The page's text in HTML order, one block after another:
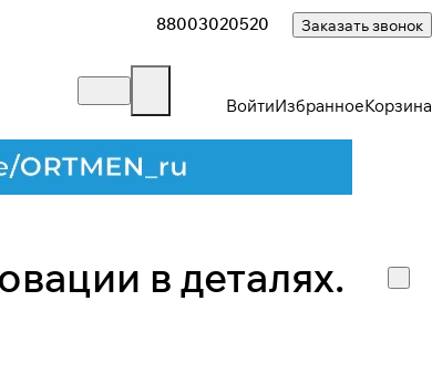
88003020520 Заказать звонок
ВойтиИзбранноеКорзина
в деталях.